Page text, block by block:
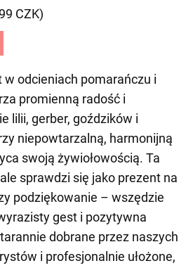
CZK)
w odcieniach pomarańczu i
promienną radość i
lilii, gerber, goździków i
niepowtarzalną, harmonijną
swoją żywiołowością. Ta
sprawdzi się jako prezent na
podziękowanie – wszędzie
gest i pozytywna
dobrane przez naszych
i profesjonalnie ułożone,